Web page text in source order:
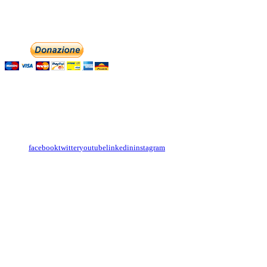
facebooktwitteryoutubelinkedininstagram
English
Italiano